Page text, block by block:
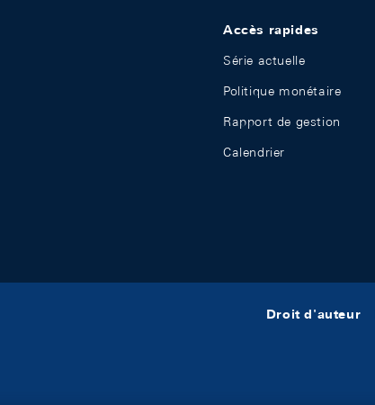
Accès rapides
Série actuelle
Politique monétaire
Rapport de gestion
Calendrier
Droit d'auteur